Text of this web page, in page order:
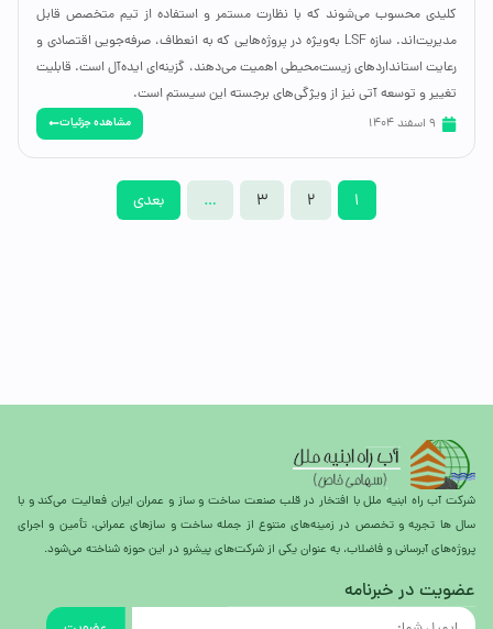
کلیدی محسوب می‌شوند که با نظارت مستمر و استفاده از تیم متخصص قابل
مدیریت‌اند. سازه LSF به‌ویژه در پروژه‌هایی که به انعطاف، صرفه‌جویی اقتصادی و
رعایت استانداردهای زیست‌محیطی اهمیت می‌دهند، گزینه‌ای ایده‌آل است. قابلیت
تغییر و توسعه آتی نیز از ویژگی‌های برجسته این سیستم است.
9 اسفند 1404 مشاهده جزئیات
1
2
3
… بعدی
شرکت آب راه ابنیه ملل با افتخار در قلب صنعت ساخت و ساز و عمران ایران فعالیت می‌کند و با
سال ها تجربه و تخصص در زمینه‌های متنوع از جمله ساخت و سازهای عمرانی، تأمین و اجرای
پروژه‌های آبرسانی و فاضلاب، به عنوان یکی از شرکت‌های پیشرو در این حوزه شناخته می‌شود.
عضویت در خبرنامه